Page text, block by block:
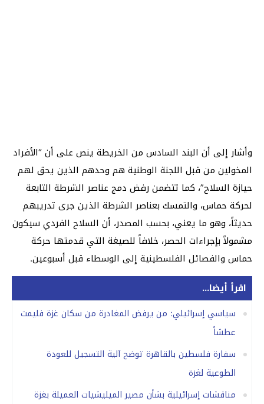
وأشار إلى أن البند السادس من الخريطة ينص على أن “الأفراد
المخولين من قبل اللجنة الوطنية هم وحدهم الذين يحق لهم
حيازة السلاح”، كما تتضمن رفض دمج عناصر الشرطة التابعة
لحركة حماس، والتمسك بعناصر الشرطة الذين جرى تدريبهم
حديثاً، وهو ما يعني، بحسب المصدر، أن السلاح الفردي سيكون
مشمولاً بإجراءات الحصر، خلافاً للصيغة التي قدمتها حركة
حماس والفصائل الفلسطينية إلى الوسطاء قبل أسبوعين.
اقرأ أيضا...
سياسي إسرائيلي: من يرفض المغادرة من سكان غزة فليمت
عطشاً
سفارة فلسطين بالقاهرة توضح آلية التسجيل للعودة
الطوعية لغزة
مناقشات إسرائيلية بشأن مصير الميليشيات العميلة بغزة